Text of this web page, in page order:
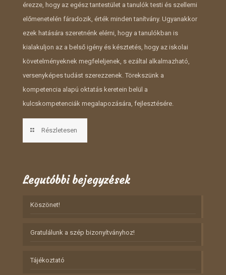
érezze, hogy az egész tantestület a tanulók testi és szellemi
előmenetelén fáradozik, érték minden tanítvány. Ugyanakkor
ezek hatására szeretnénk elérni, hogy a tanulókban is
kialakuljon az a belső igény és késztetés, hogy az iskolai
követelményeknek megfeleljenek, s ezáltal alkalmazható,
versenyképes tudást szerezzenek. Törekszünk a
kompetencia alapú oktatás keretein belül a
kulcskompetenciák megalapozására, fejlesztésére.
Részletesen
Legutóbbi bejegyzések
Köszönet!
Gratulálunk a szép bizonyítványhoz!
Tájékoztató